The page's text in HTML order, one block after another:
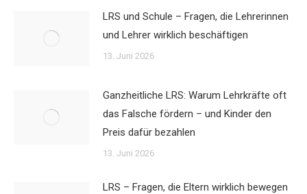
LRS und Schule – Fragen, die Lehrerinnen
und Lehrer wirklich beschäftigen
13. Juni 2026
Ganzheitliche LRS: Warum Lehrkräfte oft
das Falsche fördern – und Kinder den
Preis dafür bezahlen
13. Juni 2026
LRS – Fragen, die Eltern wirklich bewegen